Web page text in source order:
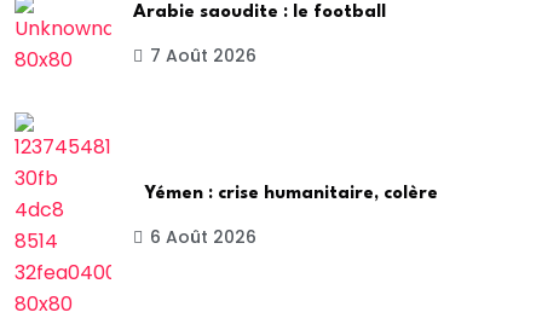
Arabie saoudite : le football
7 Août 2026
Yémen : crise humanitaire, colère
6 Août 2026